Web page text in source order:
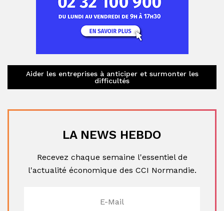
Aider les entreprises à anticiper et surmonter les
difficultés
LA NEWS HEBDO
Recevez chaque semaine l'essentiel de
l'actualité économique des CCI Normandie.